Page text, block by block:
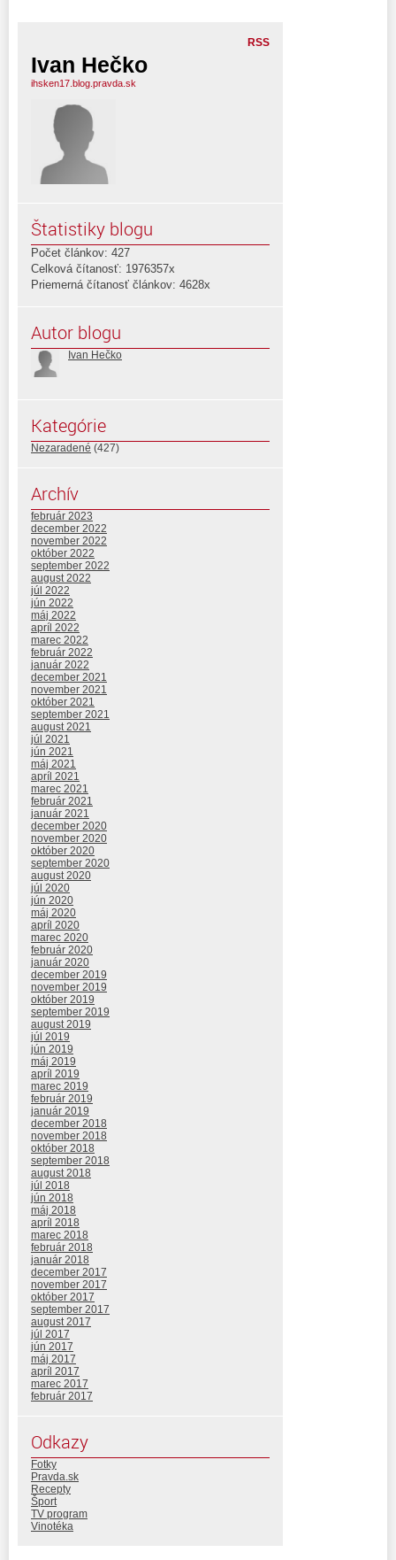
RSS
Ivan Hečko
ihsken17.blog.pravda.sk
Štatistiky blogu
Počet článkov: 427
Celková čítanosť: 1976357x
Priemerná čítanosť článkov: 4628x
Autor blogu
Ivan Hečko
Kategórie
Nezaradené (427)
Archív
február 2023
december 2022
november 2022
október 2022
september 2022
august 2022
júl 2022
jún 2022
máj 2022
apríl 2022
marec 2022
február 2022
január 2022
december 2021
november 2021
október 2021
september 2021
august 2021
júl 2021
jún 2021
máj 2021
apríl 2021
marec 2021
február 2021
január 2021
december 2020
november 2020
október 2020
september 2020
august 2020
júl 2020
jún 2020
máj 2020
apríl 2020
marec 2020
február 2020
január 2020
december 2019
november 2019
október 2019
september 2019
august 2019
júl 2019
jún 2019
máj 2019
apríl 2019
marec 2019
február 2019
január 2019
december 2018
november 2018
október 2018
september 2018
august 2018
júl 2018
jún 2018
máj 2018
apríl 2018
marec 2018
február 2018
január 2018
december 2017
november 2017
október 2017
september 2017
august 2017
júl 2017
jún 2017
máj 2017
apríl 2017
marec 2017
február 2017
Odkazy
Fotky
Pravda.sk
Recepty
Šport
TV program
Vinotéka